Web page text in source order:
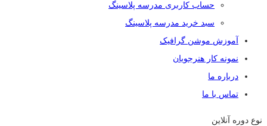
حساب کاربری مدرسه پلاسینگ
سبد خرید مدرسه پلاسینگ
آموزش موشن گرافیک
نمونه کار هنرجویان
درباره ما
تماس با ما
نوع دوره
آنلاین